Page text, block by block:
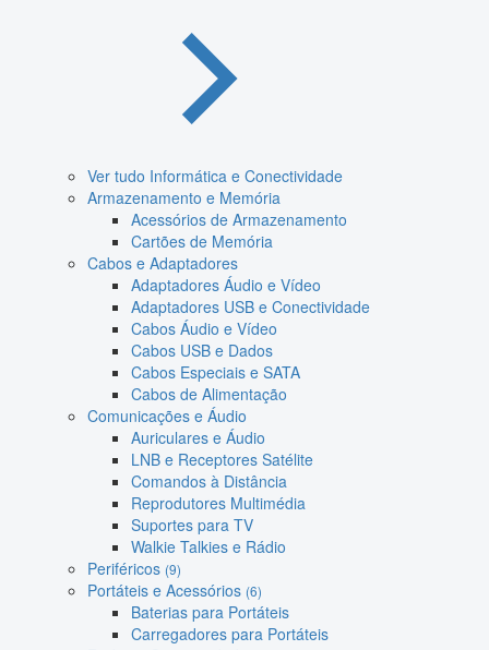
Ver tudo Informática e Conectividade
Armazenamento e Memória
Acessórios de Armazenamento
Cartões de Memória
Cabos e Adaptadores
Adaptadores Áudio e Vídeo
Adaptadores USB e Conectividade
Cabos Áudio e Vídeo
Cabos USB e Dados
Cabos Especiais e SATA
Cabos de Alimentação
Comunicações e Áudio
Auriculares e Áudio
LNB e Receptores Satélite
Comandos à Distância
Reprodutores Multimédia
Suportes para TV
Walkie Talkies e Rádio
Periféricos (9)
Portáteis e Acessórios (6)
Baterias para Portáteis
Carregadores para Portáteis